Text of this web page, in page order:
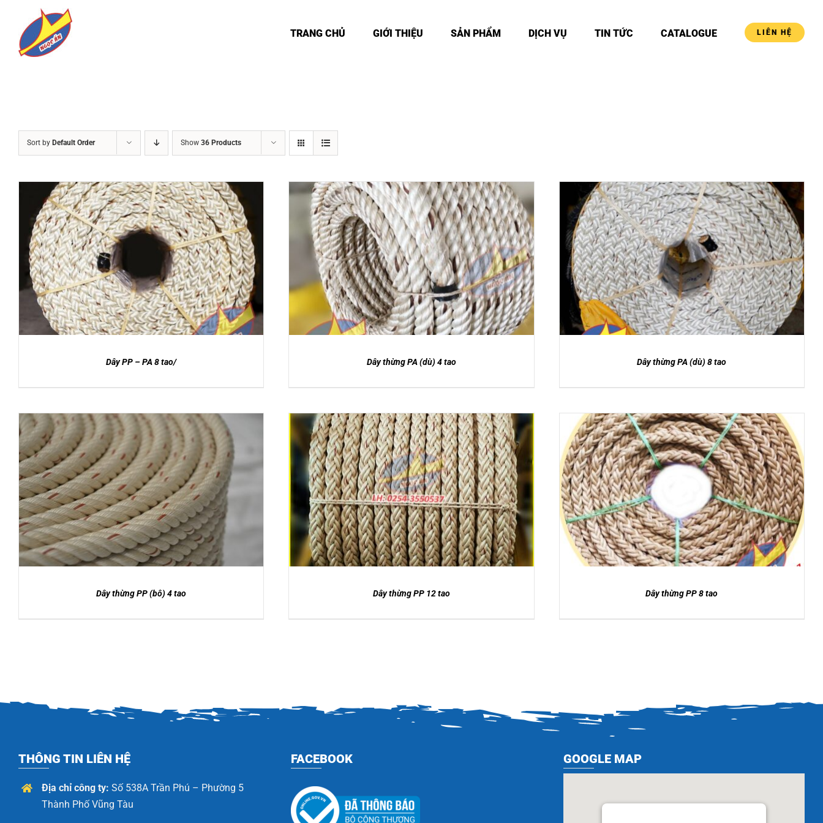
content
TRANG CHỦ GIỚI THIỆU SẢN PHẨM DỊCH VỤ TIN TỨC CATALOGUE LIÊN HỆ
Sort by Default Order Show 36 Products
Dây PP – PA 8 tao/
DETAILS
Dây thừng PA (dù) 4 tao
DETAILS
Dây thừng PA (dù) 8 tao
DETAILS
Dây thừng PP (bô) 4 tao
DETAILS
Dây thừng PP 12 tao Dây thừng PP 8 tao
THÔNG TIN LIÊN HỆ
Địa chỉ công ty: Số 538A Trần Phú – Phường 5
Thành Phố Vũng Tàu
FACEBOOK GOOGLE MAP